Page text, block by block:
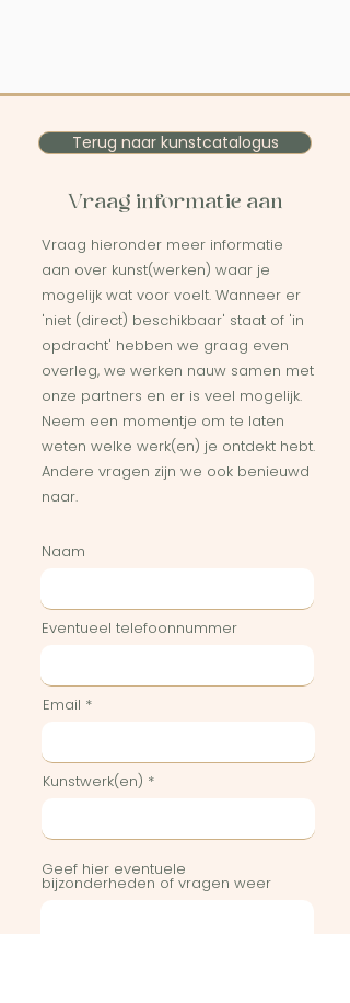
Terug naar kunstcatalogus
Vraag informatie aan
Vraag hieronder meer informatie
aan over kunst(werken) waar je
mogelijk wat voor voelt. Wanneer er
'niet (direct) beschikbaar' staat of 'in
opdracht' hebben we graag even
overleg, we werken nauw samen met
onze partners en er is veel mogelijk.
Neem een momentje om te laten
weten welke werk(en) je ontdekt hebt.
Andere vragen zijn we ook benieuwd
naar.
Naam
Eventueel telefoonnummer
Email
Kunstwerk(en)
Geef hier eventuele
bijzonderheden of vragen weer